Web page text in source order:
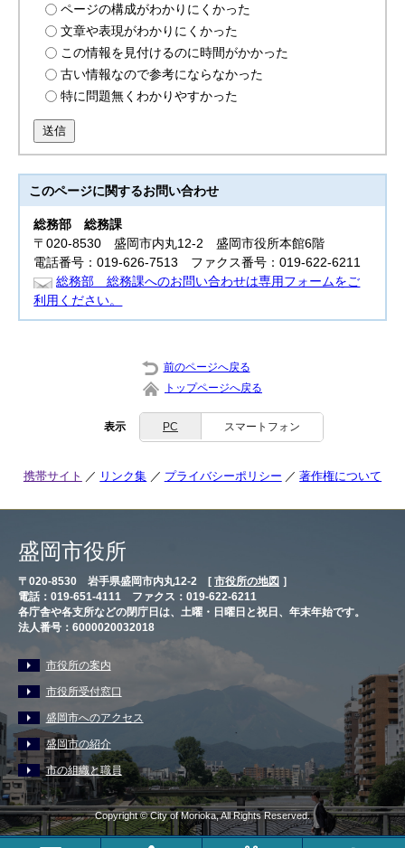
ページの構成がわかりにくかった
文章や表現がわかりにくかった
この情報を見付けるのに時間がかかった
古い情報なので参考にならなかった
特に問題無くわかりやすかった
送信
このページに関するお問い合わせ
総務部総務課
〒020-8530 盛岡市内丸12-2 盛岡市役所本館6階
電話番号：019-626-7513 ファクス番号：019-622-6211
総務部 総務課へのお問い合わせは専用フォームをご
利用ください。
前のページへ戻る
トップページへ戻る
表示 PC スマートフォン
携帯サイト リンク集 プライバシーポリシー 著作権について
盛岡市役所
〒020-8530 岩手県盛岡市内丸12-2 [ 市役所の地図 ］
電話：019-651-4111 ファクス：019-622-6211
各庁舎や各支所などの閉庁日は、土曜・日曜日と祝日、年末年始です。
法人番号：6000020032018
市役所の案内
市役所受付窓口
盛岡市へのアクセス
盛岡市の紹介
市の組織と職員
Copyright © City of Morioka, All Rights Reserved.